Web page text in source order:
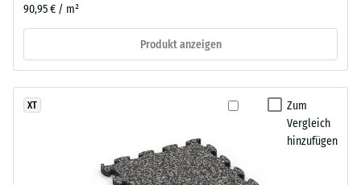
90,95 € / m²
Produkt anzeigen
Zum
Vergleich
hinzufügen
XT